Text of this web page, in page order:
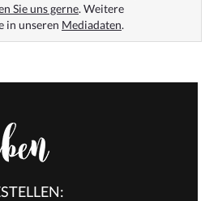
Sie uns gerne. Weitere
in unseren Mediadaten.